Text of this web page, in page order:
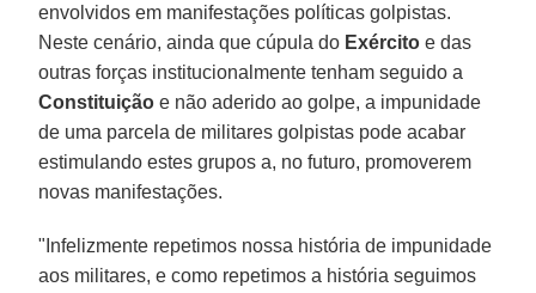
envolvidos em manifestações políticas golpistas.
Neste cenário, ainda que cúpula do Exército e das
outras forças institucionalmente tenham seguido a
Constituição e não aderido ao golpe, a impunidade
de uma parcela de militares golpistas pode acabar
estimulando estes grupos a, no futuro, promoverem
novas manifestações.
"Infelizmente repetimos nossa história de impunidade
aos militares, e como repetimos a história seguimos